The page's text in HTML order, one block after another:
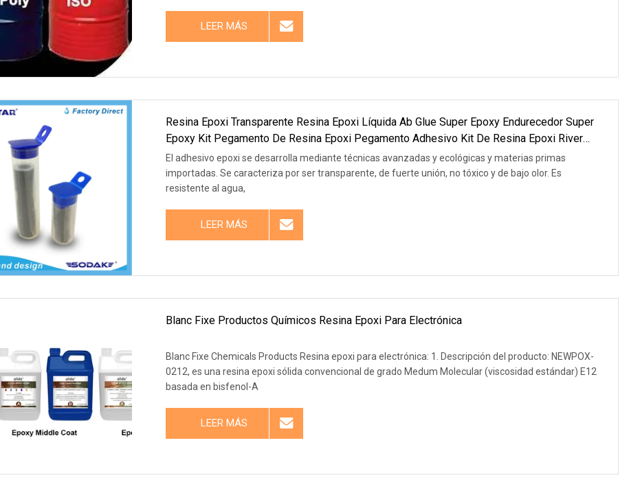
LEER MÁS
Resina Epoxi Transparente Resina Epoxi Líquida Ab Glue Super Epoxy Endurecedor Super
Epoxy Kit Pegamento De Resina Epoxi Pegamento Adhesivo Kit De Resina Epoxi River
Table
El adhesivo epoxi se desarrolla mediante técnicas avanzadas y ecológicas y materias primas
importadas. Se caracteriza por ser transparente, de fuerte unión, no tóxico y de bajo olor. Es
resistente al agua,
LEER MÁS
Blanc Fixe Productos Químicos Resina Epoxi Para Electrónica
Blanc Fixe Chemicals Products Resina epoxi para electrónica: 1. Descripción del producto: NEWPOX-
0212, es una resina epoxi sólida convencional de grado Medum Molecular (viscosidad estándar) E12
basada en bisfenol-A
LEER MÁS